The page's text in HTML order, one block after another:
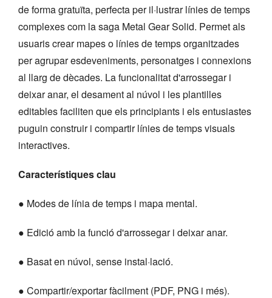
de forma gratuïta, perfecta per il·lustrar línies de temps
complexes com la saga Metal Gear Solid. Permet als
usuaris crear mapes o línies de temps organitzades
per agrupar esdeveniments, personatges i connexions
al llarg de dècades. La funcionalitat d'arrossegar i
deixar anar, el desament al núvol i les plantilles
editables faciliten que els principiants i els entusiastes
puguin construir i compartir línies de temps visuals
interactives.
Característiques clau
● Modes de línia de temps i mapa mental.
● Edició amb la funció d'arrossegar i deixar anar.
● Basat en núvol, sense instal·lació.
● Compartir/exportar fàcilment (PDF, PNG i més).